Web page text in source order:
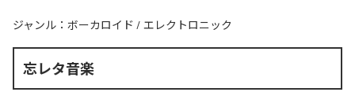
ジャンル： ボーカロイド / エレクトロニック
忘レタ音楽